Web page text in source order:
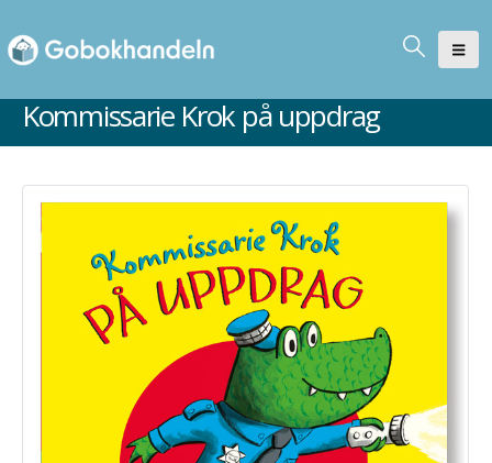
Kommissarie Krok på uppdrag